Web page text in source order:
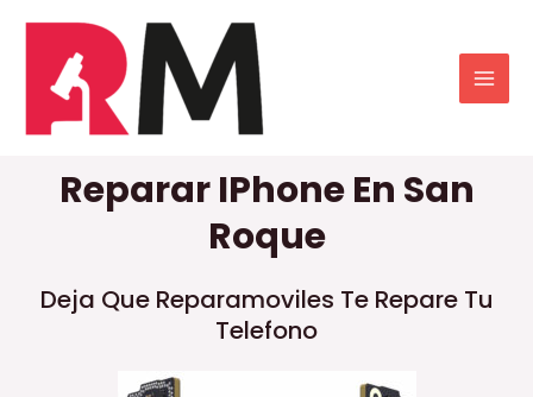
Reparar IPhone En San
Roque
Deja Que Reparamoviles Te Repare Tu
Telefono